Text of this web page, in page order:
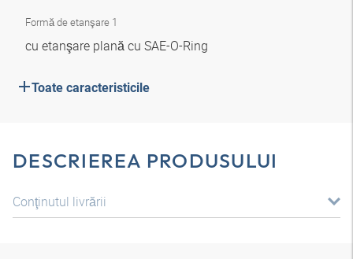
Formă de etanşare 1
cu etanşare plană cu SAE-O-Ring
Toate caracteristicile
DESCRIEREA PRODUSULUI
Conţinutul livrării